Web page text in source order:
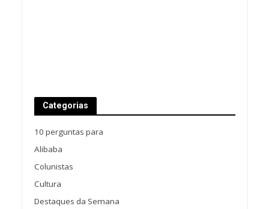
Categorias
10 perguntas para
Alibaba
Colunistas
Cultura
Destaques da Semana